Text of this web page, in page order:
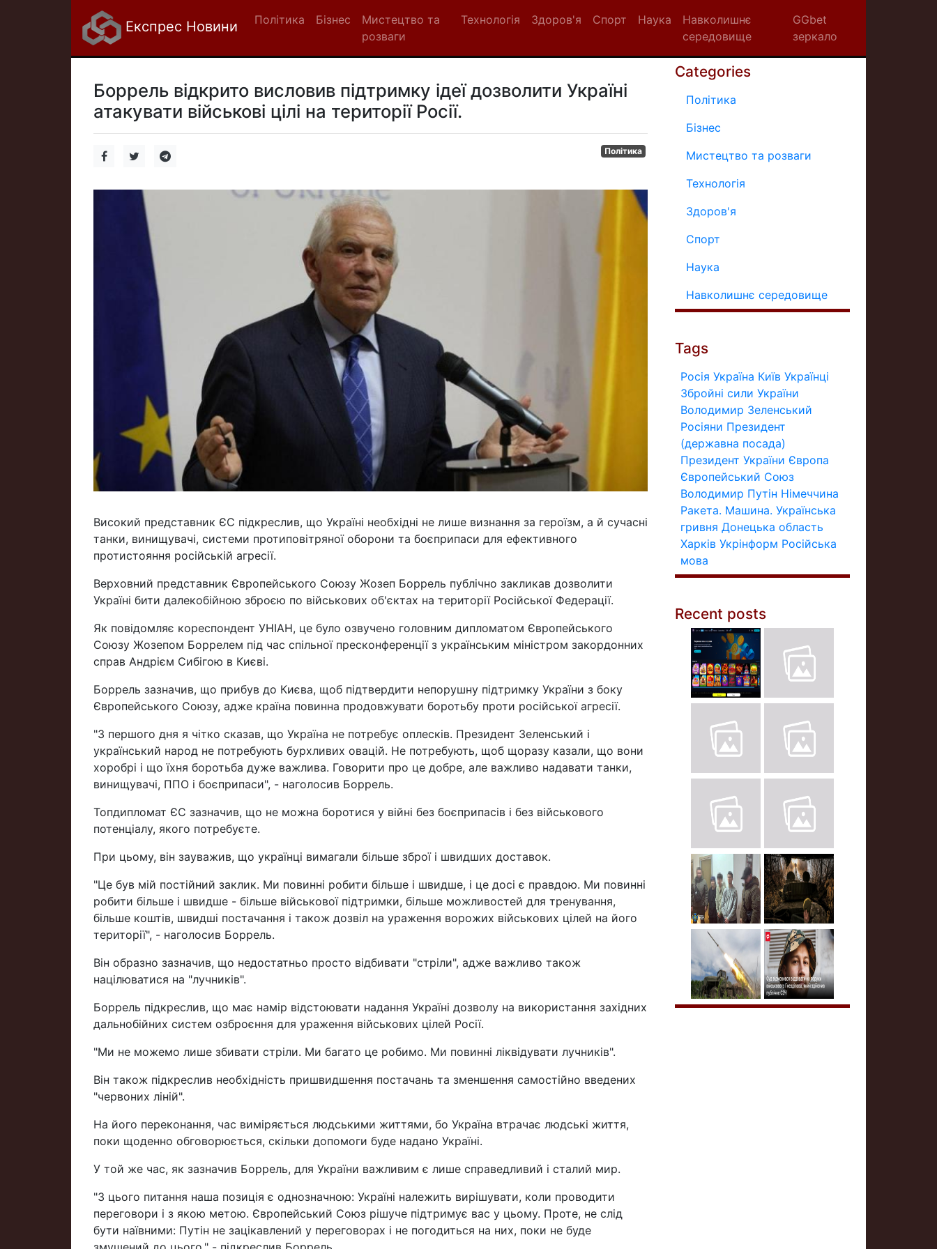
Експрес Новини Політика Бізнес
Мистецтво та
розваги
Технологія Здоров'я Спорт Наука
Навколишнє
середовище
GGbet
зеркало
Боррель відкрито висловив підтримку ідеї дозволити Україні
атакувати військові цілі на території Росії.
Політика
Високий представник ЄС підкреслив, що Україні необхідні не лише визнання за героїзм, а й сучасні
танки, винищувачі, системи протиповітряної оборони та боєприпаси для ефективного
протистояння російській агресії.
Верховний представник Європейського Союзу Жозеп Боррель публічно закликав дозволити
Україні бити далекобійною зброєю по військових об'єктах на території Російської Федерації.
Як повідомляє кореспондент УНІАН, це було озвучено головним дипломатом Європейського
Союзу Жозепом Боррелем під час спільної пресконференції з українським міністром закордонних
справ Андрієм Сибігою в Києві.
Боррель зазначив, що прибув до Києва, щоб підтвердити непорушну підтримку України з боку
Європейського Союзу, адже країна повинна продовжувати боротьбу проти російської агресії.
"З першого дня я чітко сказав, що Україна не потребує оплесків. Президент Зеленський і
український народ не потребують бурхливих овацій. Не потребують, щоб щоразу казали, що вони
хоробрі і що їхня боротьба дуже важлива. Говорити про це добре, але важливо надавати танки,
винищувачі, ППО і боєприпаси", - наголосив Боррель.
Топдипломат ЄС зазначив, що не можна боротися у війні без боєприпасів і без військового
потенціалу, якого потребуєте.
При цьому, він зауважив, що українці вимагали більше зброї і швидших доставок.
"Це був мій постійний заклик. Ми повинні робити більше і швидше, і це досі є правдою. Ми повинні
робити більше і швидше - більше військової підтримки, більше можливостей для тренування,
більше коштів, швидші постачання і також дозвіл на ураження ворожих військових цілей на його
території", - наголосив Боррель.
Він образно зазначив, що недостатньо просто відбивати "стріли", адже важливо також
націлюватися на "лучників".
Боррель підкреслив, що має намір відстоювати надання Україні дозволу на використання західних
дальнобійних систем озброєння для ураження військових цілей Росії.
"Ми не можемо лише збивати стріли. Ми багато це робимо. Ми повинні ліквідувати лучників".
Він також підкреслив необхідність пришвидшення постачань та зменшення самостійно введених
"червоних ліній".
На його переконання, час виміряється людськими життями, бо Україна втрачає людські життя,
поки щоденно обговорюється, скільки допомоги буде надано Україні.
У той же час, як зазначив Боррель, для України важливим є лише справедливий і сталий мир.
"З цього питання наша позиція є однозначною: Україні належить вирішувати, коли проводити
переговори і з якою метою. Європейський Союз рішуче підтримує вас у цьому. Проте, не слід
бути наївними: Путін не зацікавлений у переговорах і не погодиться на них, поки не буде
Categories
Політика
Бізнес
Мистецтво та розваги
Технологія
Здоров'я
Спорт
Наука
Навколишнє середовище
Tags
Росія Україна Київ Українці
Збройні сили України
Володимир Зеленський
Росіяни Президент
(державна посада)
Президент України Європа
Європейський Союз
Володимир Путін Німеччина
Ракета. Машина. Українська
гривня Донецька область
Харків Укрінформ Російська
мова
Recent posts